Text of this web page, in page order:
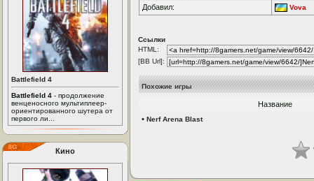
Battlefield 4
Battlefield 4 - продолжение
венценосного мультиплеер-
ориентированного шутера от
первого ли...
Кино
Добавил:
Vova
Ссылки
HTML:
[BB Url]:
Похожие игры
Название
• Nerf Arena Blast